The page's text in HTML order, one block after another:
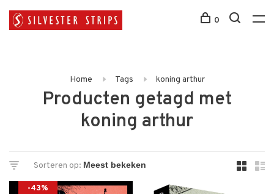
0
Home Tags koning arthur
Producten getagd met
koning arthur
Sorteren op:
-43%